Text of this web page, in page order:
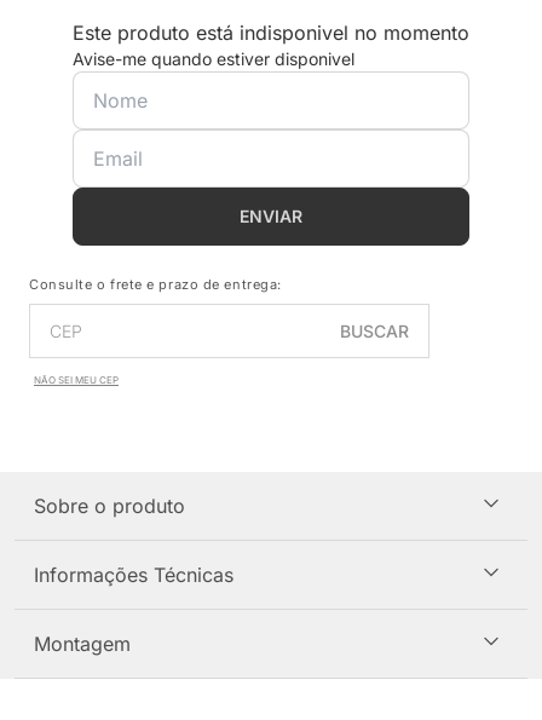
Este produto está indisponivel no momento
Avise-me quando estiver disponivel
ENVIAR
Consulte o frete e prazo de entrega:
BUSCAR
NÃO SEI MEU CEP
Sobre o produto
Informações Técnicas
Montagem